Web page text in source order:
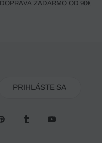
DOPRAVA ZADARMO OD 90€
PRIHLÁSTE SA